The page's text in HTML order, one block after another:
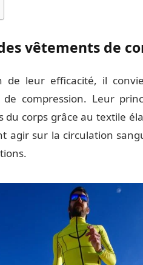
vêtements de
de leur efficacité, il
compression. Leur
du corps grâce au textile
agir sur la circulation